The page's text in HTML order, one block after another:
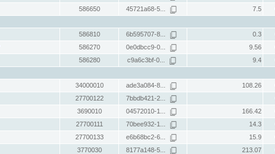
586650 45721a68-5... 7.5
586810 6b595707-8... 0.3
586270 0e0dbcc9-0... 9.56
586280 c9a6c3bf-0... 9.4
34000010 ade3a084-8... 108.26
27700122 7bbdb421-2...
3690010 04572010-1... 166.42
27700111 70bee932-1... 14.3
27700133 e6b68bc2-6... 15.9
3770030 8177a148-5... 213.07